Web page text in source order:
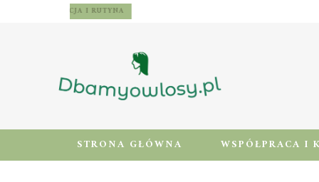
WŁOSY – PIELĘGNACJA I RUTYNA
STRONA GŁÓWNA WSPÓŁPRACA I